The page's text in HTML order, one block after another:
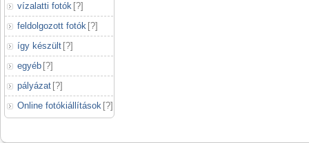
vízalatti fotók [?]
feldolgozott fotók [?]
így készült [?]
egyéb [?]
pályázat [?]
Online fotókiállítások [?]